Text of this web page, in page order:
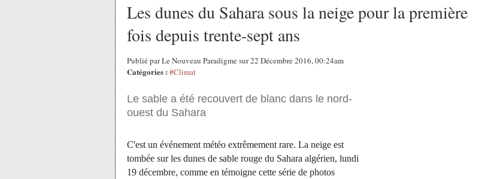
Les dunes du Sahara sous la neige pour la première
fois depuis trente-sept ans
Publié par Le Nouveau Paradigme sur 22 Décembre 2016, 00:24am
Catégories : #Climat
Le sable a été recouvert de blanc dans le nord-
ouest du Sahara
C'est un événement météo extrêmement rare. La neige est
tombée sur les dunes de sable rouge du Sahara algérien, lundi
19 décembre, comme en témoigne cette série de photos